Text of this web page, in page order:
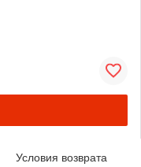
Условия возврата